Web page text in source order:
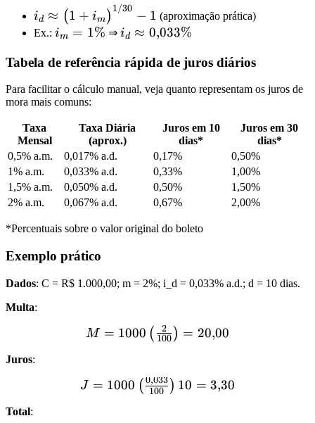
id ≈ (1 + im ) 1/30 − 1 (aproximação prática)
Ex.: im = 1% ⇒ id ≈ 0,033%
Tabela de referência rápida de juros diários
Para facilitar o cálculo manual, veja quanto representam os juros de
mora mais comuns:
Taxa
Mensal
Taxa Diária
(aprox.)
Juros em 10
dias*
Juros em 30
dias*
0,5% a.m.
0,017% a.d. 0,17%
0,50%
1% a.m.
0,033% a.d. 0,33%
1,00%
1,5% a.m.
0,050% a.d. 0,50%
1,50%
2% a.m.
0,067% a.d. 0,67% 2,00%
*Percentuais sobre o valor original do boleto
Exemplo prático
Dados: C = R$ 1.000,00; m = 2%; i_d = 0,033% a.d.; d = 10 dias.
Multa:
M = 1000 ( 100
2 ) = 20,00
Juros:
J = 1000 ( 100
0,033 ) 10 = 3,30
Total: